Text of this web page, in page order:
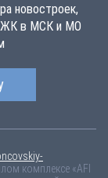
новостроек,
ЖК в МСК и МО
комплексе «AFI